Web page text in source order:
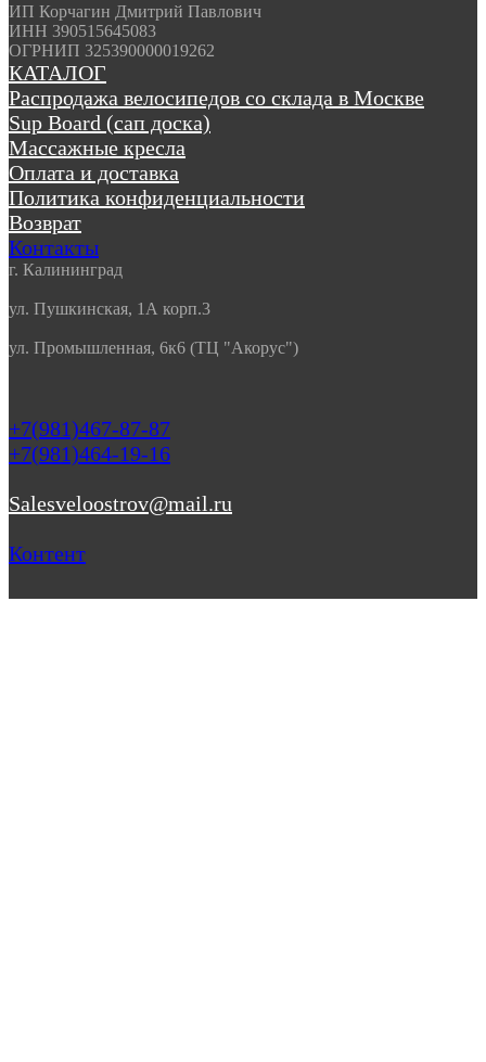
ИП Корчагин Дмитрий Павлович
ИНН 390515645083
ОГРНИП 325390000019262
КАТАЛОГ
Распродажа велосипедов со склада в Москве
Sup Board (сап доска)
Массажные кресла
Оплата и доставка
Политика конфиденциальности
Возврат
Контакты
г. Калининград
ул. Пушкинская, 1А корп.3
ул. Промышленная, 6к6 (ТЦ "Акорус")
+7(981)467-87-87
+7(981)464-19-16
Salesveloostrov@mail.ru
Контент